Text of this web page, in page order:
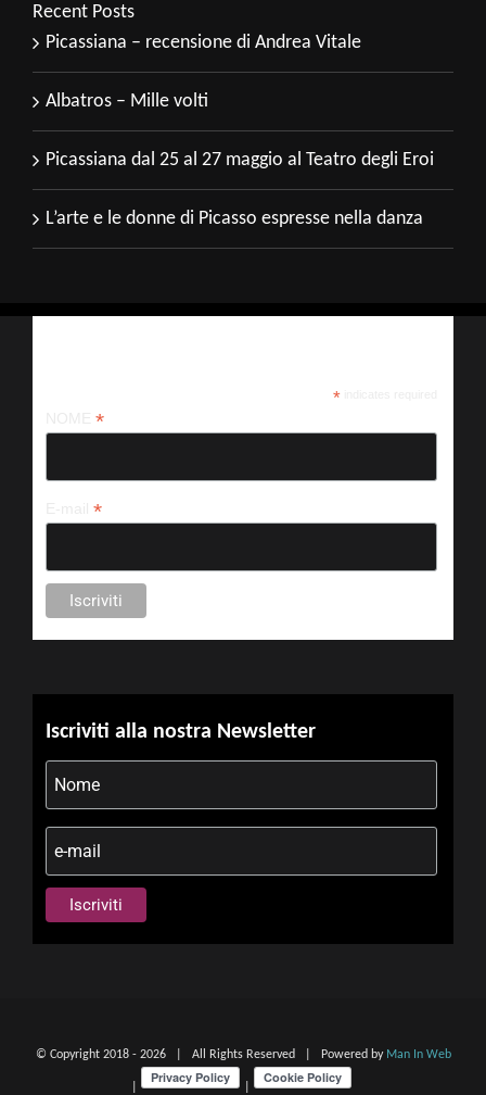
Recent Posts
Picassiana – recensione di Andrea Vitale
Albatros – Mille volti
Picassiana dal 25 al 27 maggio al Teatro degli Eroi
L’arte e le donne di Picasso espresse nella danza
*indicates required
*
*
Iscriviti alla nostra Newsletter
© Copyright 2018 - 2026 | All Rights Reserved | Powered by Man In Web